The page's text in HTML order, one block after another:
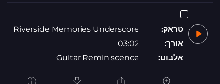
טראק:
Riverside Memories Underscore
אורך:
03:02
אלבום:
Guitar Reminiscence